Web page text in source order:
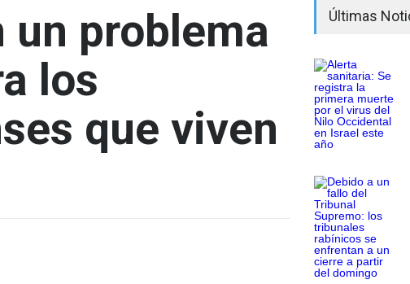
problema
los
que viven
Últimas